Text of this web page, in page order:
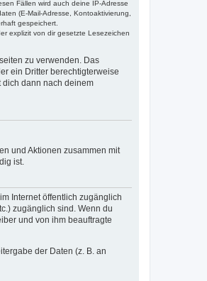
Fällen wird auch deine IP-Adresse
(E-Mail-Adresse, Kontoaktivierung,
gespeichert.
explizit von dir gesetzte Lesezeichen
zu verwenden. Das
ein Dritter berechtigterweise
dich dann nach deinem
und Aktionen zusammen mit
ist.
Internet öffentlich zugänglich
zugänglich sind. Wenn du
und von ihm beauftragte
der Daten (z. B. an